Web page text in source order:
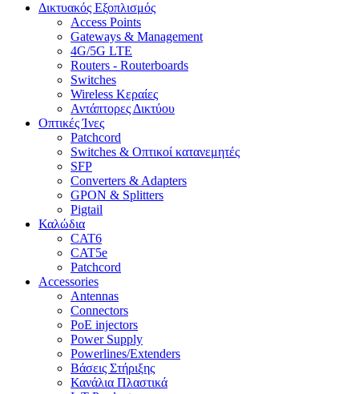
Δικτυακός Εξοπλισμός
Access Points
Gateways & Management
4G/5G LTE
Routers - Routerboards
Switches
Wireless Κεραίες
Αντάπτορες Δικτύου
Οπτικές Ίνες
Patchcord
Switches & Οπτικοί κατανεμητές
SFP
Converters & Adapters
GPON & Splitters
Pigtail
Καλώδια
CAT6
CAT5e
Patchcord
Accessories
Antennas
Connectors
PoE injectors
Power Supply
Powerlines/Extenders
Βάσεις Στήριξης
Κανάλια Πλαστικά